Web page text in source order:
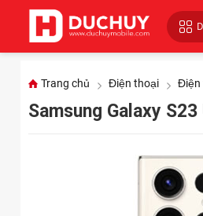
Trang chủ Điện thoại Điện
Samsung Galaxy